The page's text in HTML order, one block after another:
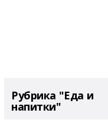
Рубрика "Еда и
напитки"